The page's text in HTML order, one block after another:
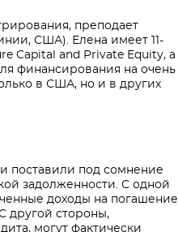
преподает
США). Елена имеет 11-
Capital and Private Equity, а
финансирования на очень
в США, но и в других
поставили под сомнение
задолженности. С одной
доходы на погашение
другой стороны,
могут фактически